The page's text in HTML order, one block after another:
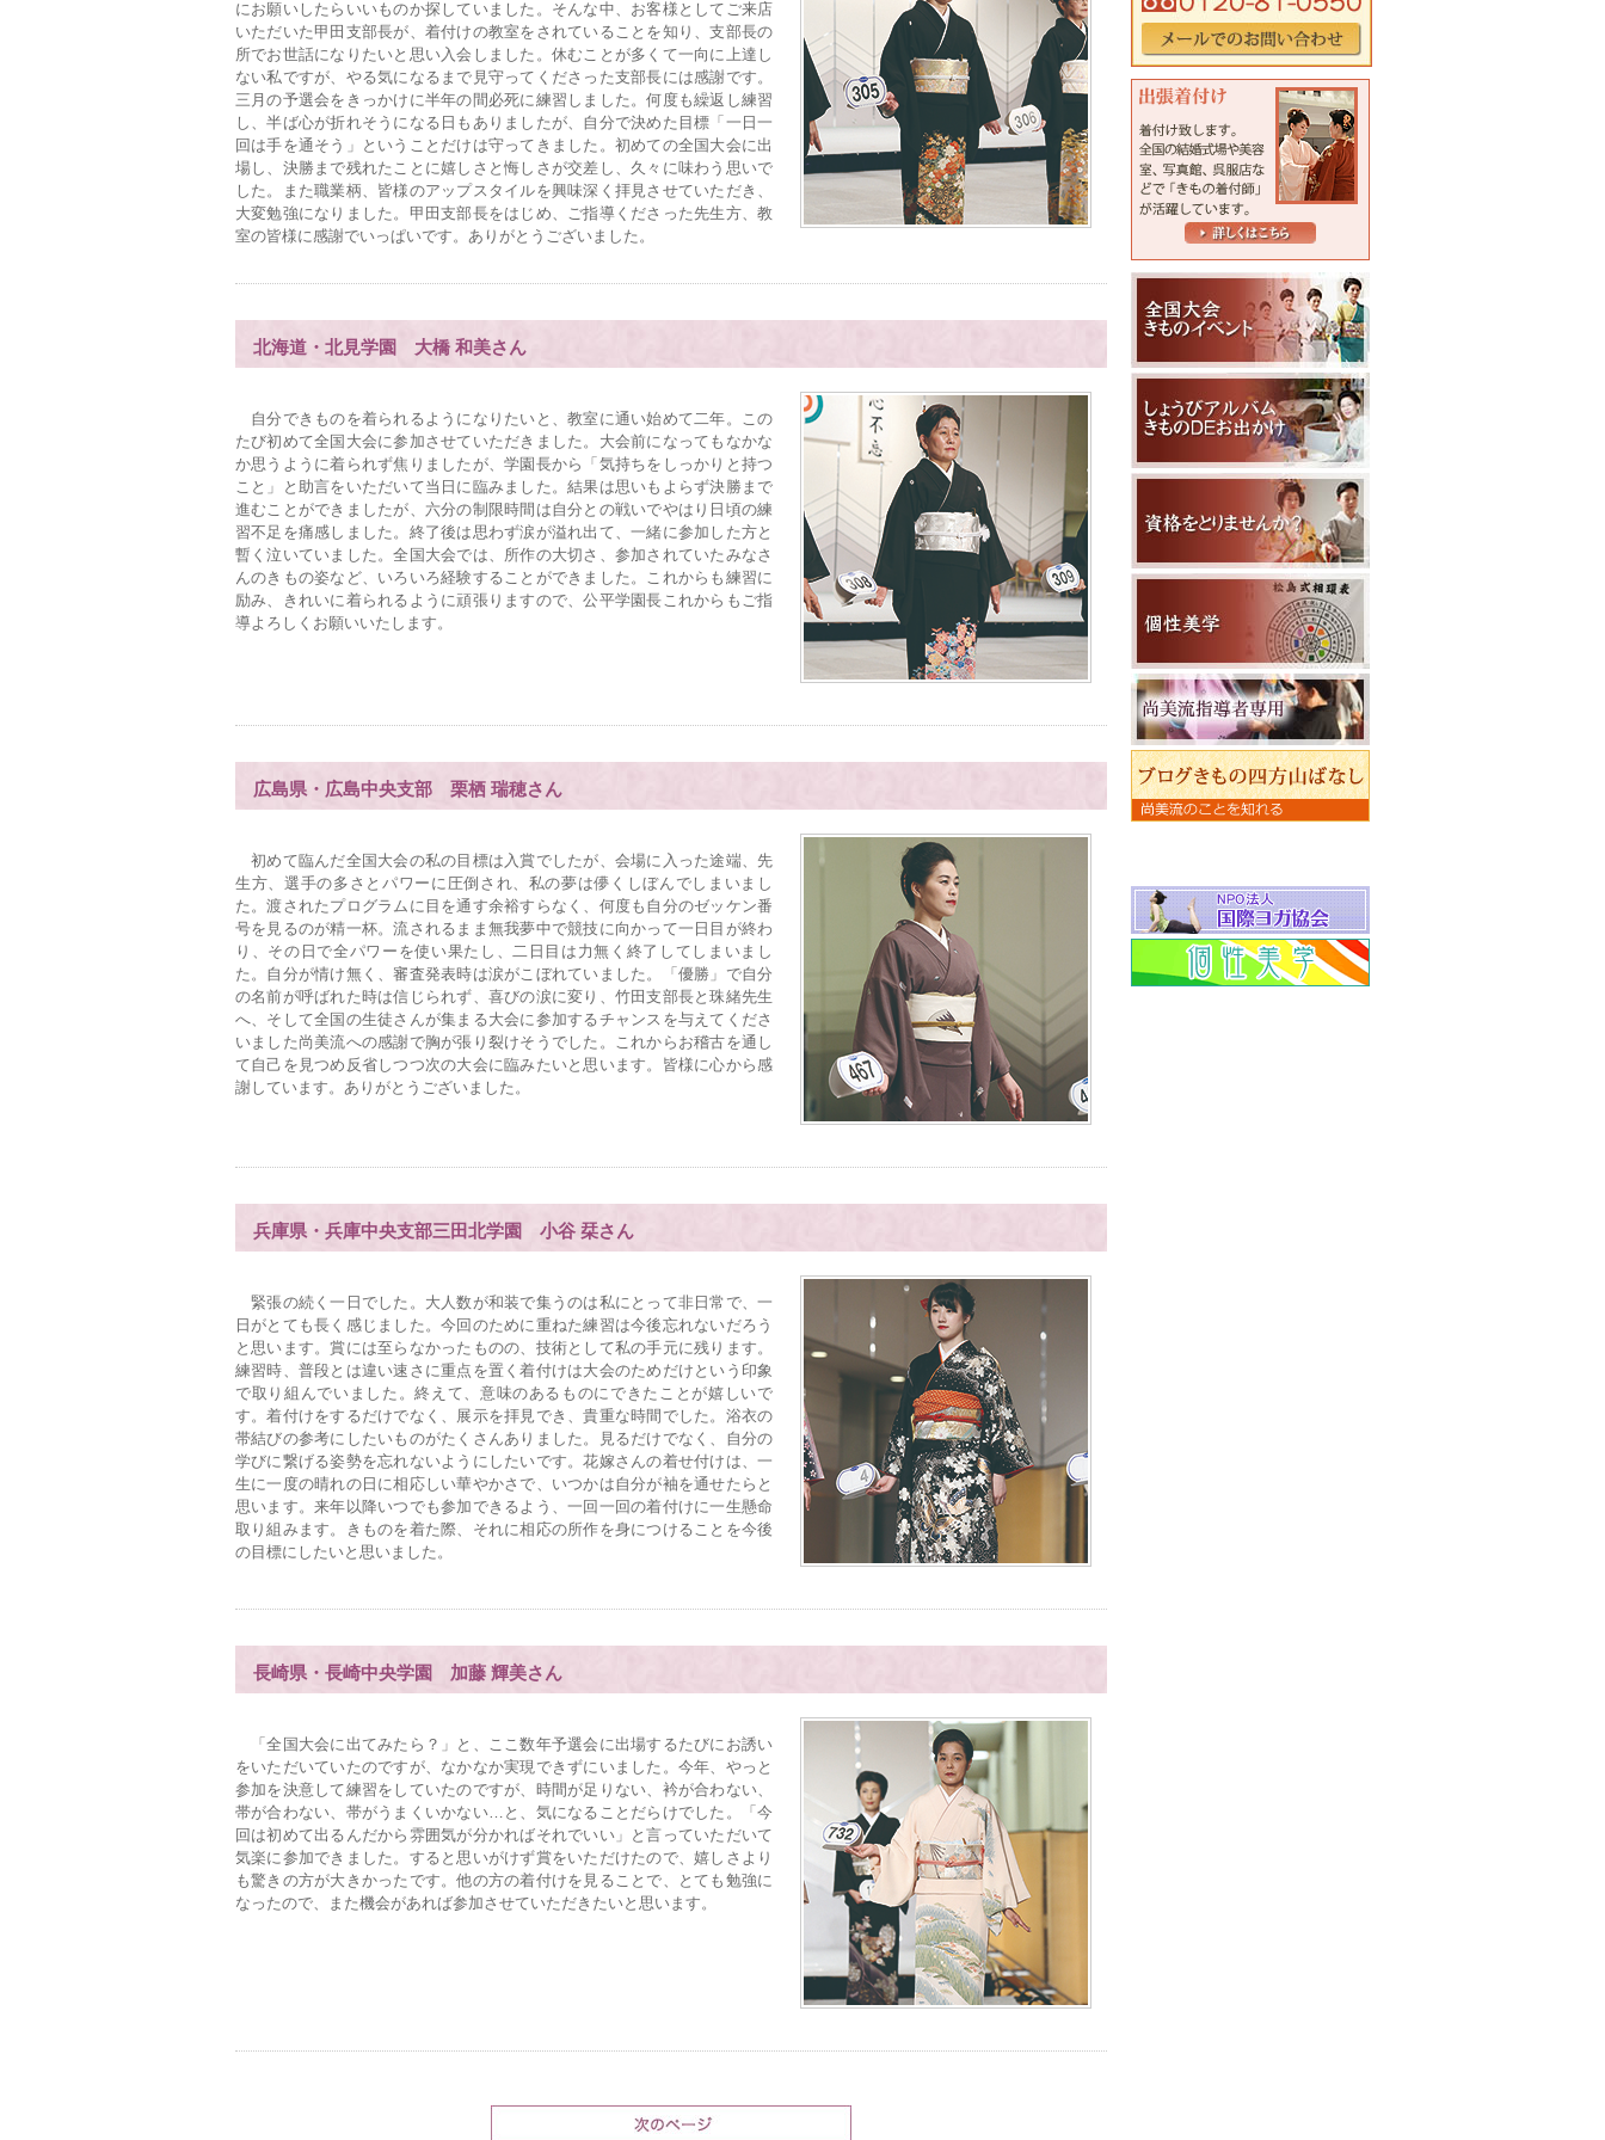
にお願いしたらいいものか探していました。そんな中、お客様としてご来店
いただいた甲田支部長が、着付けの教室をされていることを知り、支部長の
所でお世話になりたいと思い入会しました。休むことが多くて一向に上達し
ない私ですが、やる気になるまで見守ってくださった支部長には感謝です。
三月の予選会をきっかけに半年の間必死に練習しました。何度も繰返し練習
し、半ば心が折れそうになる日もありましたが、自分で決めた目標「一日一
回は手を通そう」ということだけは守ってきました。初めての全国大会に出
場し、決勝まで残れたことに嬉しさと悔しさが交差し、久々に味わう思いで
した。また職業柄、皆様のアップスタイルを興味深く拝見させていただき、
大変勉強になりました。甲田支部長をはじめ、ご指導くださった先生方、教
室の皆様に感謝でいっぱいです。ありがとうございました。
北海道・北見学園 大橋 和美さん
自分できものを着られるようになりたいと、教室に通い始めて二年。この
たび初めて全国大会に参加させていただきました。大会前になってもなかな
か思うように着られず焦りましたが、学園長から「気持ちをしっかりと持つ
こと」と助言をいただいて当日に臨みました。結果は思いもよらず決勝まで
進むことができましたが、六分の制限時間は自分との戦いでやはり日頃の練
習不足を痛感しました。終了後は思わず涙が溢れ出て、一緒に参加した方と
暫く泣いていました。全国大会では、所作の大切さ、参加されていたみなさ
んのきもの姿など、いろいろ経験することができました。これからも練習に
励み、きれいに着られるように頑張りますので、公平学園長これからもご指
導よろしくお願いいたします。
広島県・広島中央支部 栗栖 瑞穂さん
初めて臨んだ全国大会の私の目標は入賞でしたが、会場に入った途端、先
生方、選手の多さとパワーに圧倒され、私の夢は儚くしぼんでしまいまし
た。渡されたプログラムに目を通す余裕すらなく、何度も自分のゼッケン番
号を見るのが精一杯。流されるまま無我夢中で競技に向かって一日目が終わ
り、その日で全パワーを使い果たし、二日目は力無く終了してしまいまし
た。自分が情け無く、審査発表時は涙がこぼれていました。「優勝」で自分
の名前が呼ばれた時は信じられず、喜びの涙に変り、竹田支部長と珠緒先生
へ、そして全国の生徒さんが集まる大会に参加するチャンスを与えてくださ
いました尚美流への感謝で胸が張り裂けそうでした。これからお稽古を通し
て自己を見つめ反省しつつ次の大会に臨みたいと思います。皆様に心から感
謝しています。ありがとうございました。
兵庫県・兵庫中央支部三田北学園 小谷 栞さん
緊張の続く一日でした。大人数が和装で集うのは私にとって非日常で、一
日がとても長く感じました。今回のために重ねた練習は今後忘れないだろう
と思います。賞には至らなかったものの、技術として私の手元に残ります。
練習時、普段とは違い速さに重点を置く着付けは大会のためだけという印象
で取り組んでいました。終えて、意味のあるものにできたことが嬉しいで
す。着付けをするだけでなく、展示を拝見でき、貴重な時間でした。浴衣の
帯結びの参考にしたいものがたくさんありました。見るだけでなく、自分の
学びに繋げる姿勢を忘れないようにしたいです。花嫁さんの着せ付けは、一
生に一度の晴れの日に相応しい華やかさで、いつかは自分が袖を通せたらと
思います。来年以降いつでも参加できるよう、一回一回の着付けに一生懸命
取り組みます。きものを着た際、それに相応の所作を身につけることを今後
の目標にしたいと思いました。
長崎県・長崎中央学園 加藤 輝美さん
「全国大会に出てみたら？」と、ここ数年予選会に出場するたびにお誘い
をいただいていたのですが、なかなか実現できずにいました。今年、やっと
参加を決意して練習をしていたのですが、時間が足りない、衿が合わない、
帯が合わない、帯がうまくいかない…と、気になることだらけでした。「今
回は初めて出るんだから雰囲気が分かればそれでいい」と言っていただいて
気楽に参加できました。すると思いがけず賞をいただけたので、嬉しさより
も驚きの方が大きかったです。他の方の着付けを見ることで、とても勉強に
なったので、また機会があれば参加させていただきたいと思います。